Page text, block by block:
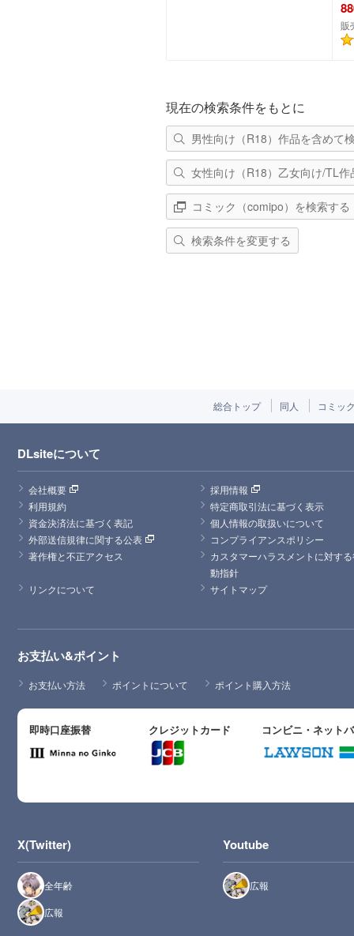
販
現在の検索条件をもとに
男性向け（R18）作品を含めて
女性向け（R18）乙女向け/TL作
コミック（comipo）を検索する
検索条件を変更する
総合トップ 同人 コミッ
DLsiteについて
会社概要
採用情報
利用規約
特定商取引法に基づく表示
資金決済法に基づく表記
個人情報の取扱いについて
外部送信規律に関する公表
コンプライアンスポリシー
著作権と不正アクセス
カスタマーハラスメントに対す
動指針
リンクについて
サイトマップ
お支払い&ポイント
お支払い方法 ポイントについて ポイント購入方法
即時口座振替 クレジットカード コンビニ・ネット
X(Twitter)
全年齢
広報
Youtube
広報